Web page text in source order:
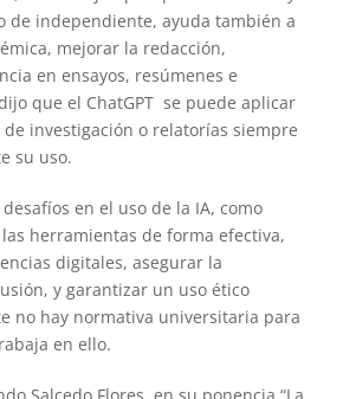
de independiente, ayuda también a
mejorar la redacción,
en ensayos, resúmenes e
que el ChatGPT se puede aplicar
investigación o relatorías siempre
su uso.
en el uso de la IA, como
herramientas de forma efectiva,
digitales, asegurar la
y garantizar un uso ético
no hay normativa universitaria para
en ello.
Salcedo Flores, en su ponencia “La